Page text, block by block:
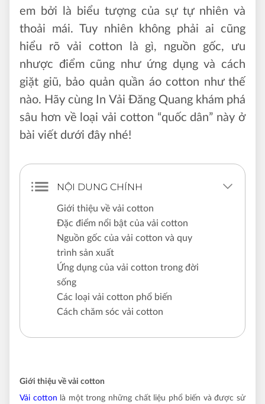
em bởi là biểu tượng của sự tự nhiên và
thoải mái. Tuy nhiên không phải ai cũng
hiểu rõ vải cotton là gì, nguồn gốc, ưu
nhược điểm cũng như ứng dụng và cách
giặt giũ, bảo quản quần áo cotton như thế
nào. Hãy cùng In Vải Đăng Quang khám phá
sâu hơn về loại vải cotton “quốc dân” này ở
bài viết dưới đây nhé!
NỘI DUNG CHÍNH
Giới thiệu về vải cotton
Đặc điểm nổi bật của vải cotton
Nguồn gốc của vải cotton và quy
trình sản xuất
Ứng dụng của vải cotton trong đời
sống
Các loại vải cotton phổ biến
Cách chăm sóc vải cotton
Giới thiệu về vải cotton
Vải cotton là một trong những chất liệu phổ biến và được sử